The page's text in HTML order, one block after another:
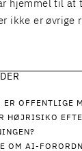
hjemmel til
ikke er øvrige
ER OFFENTLIGE
HØJRISIKO
OM AI-